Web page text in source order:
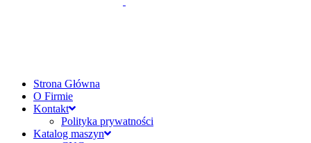
Strona Główna
O Firmie
Kontakt
Polityka prywatności
Katalog maszyn